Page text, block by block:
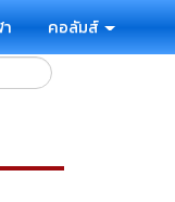
คอลัมส์